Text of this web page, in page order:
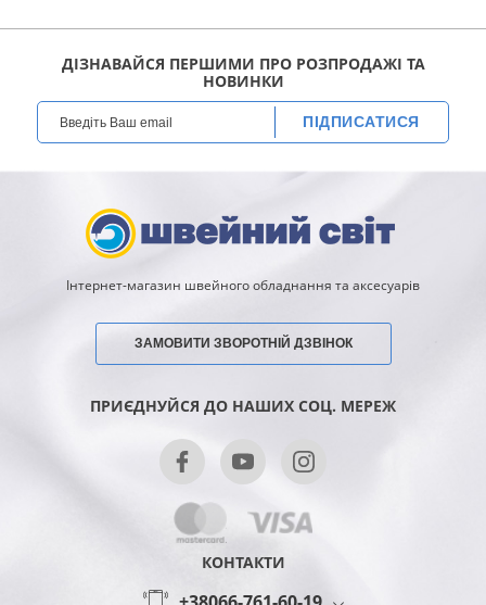
ДІЗНАВАЙСЯ ПЕРШИМИ ПРО РОЗПРОДАЖІ ТА
НОВИНКИ
ПІДПИСАТИСЯ
Інтернет-магазин швейного обладнання та аксесуарів
ЗАМОВИТИ ЗВОРОТНІЙ ДЗВІНОК
ПРИЄДНУЙСЯ ДО НАШИХ СОЦ. МЕРЕЖ
КОНТАКТИ